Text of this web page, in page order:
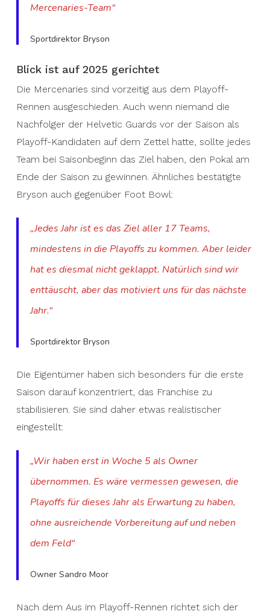
Mercenaries-Team“
Sportdirektor Bryson
Blick ist auf 2025 gerichtet
Die Mercenaries sind vorzeitig aus dem Playoff-
Rennen ausgeschieden. Auch wenn niemand die
Nachfolger der Helvetic Guards vor der Saison als
Playoff-Kandidaten auf dem Zettel hatte, sollte jedes
Team bei Saisonbeginn das Ziel haben, den Pokal am
Ende der Saison zu gewinnen. Ähnliches bestätigte
Bryson auch gegenüber Foot Bowl:
„Jedes Jahr ist es das Ziel aller 17 Teams,
mindestens in die Playoffs zu kommen. Aber leider
hat es diesmal nicht geklappt. Natürlich sind wir
enttäuscht, aber das motiviert uns für das nächste
Jahr.“
Sportdirektor Bryson
Die Eigentümer haben sich besonders für die erste
Saison darauf konzentriert, das Franchise zu
stabilisieren. Sie sind daher etwas realistischer
eingestellt:
„Wir haben erst in Woche 5 als Owner
übernommen. Es wäre vermessen gewesen, die
Playoffs für dieses Jahr als Erwartung zu haben,
ohne ausreichende Vorbereitung auf und neben
dem Feld“
Owner Sandro Moor
Nach dem Aus im Playoff-Rennen richtet sich der